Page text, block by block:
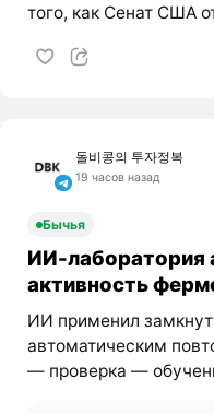
того, как Сенат США
돌비콩의 투자정복
19 часов назад
Бычья
ИИ-лаборатория
активность
ИИ применил
автоматическим
— проверка —